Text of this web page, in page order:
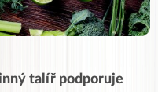
talíř podporuje